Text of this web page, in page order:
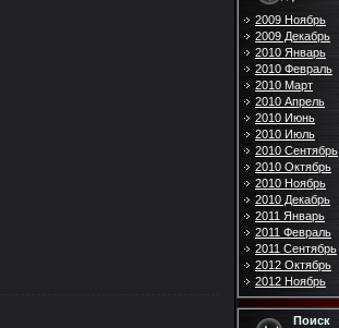
2009 Ноябрь
2009 Декабрь
2010 Январь
2010 Февраль
2010 Март
2010 Апрель
2010 Июнь
2010 Июль
2010 Сентябрь
2010 Октябрь
2010 Ноябрь
2010 Декабрь
2011 Январь
2011 Февраль
2011 Сентябрь
2012 Октябрь
2012 Ноябрь
Поиск